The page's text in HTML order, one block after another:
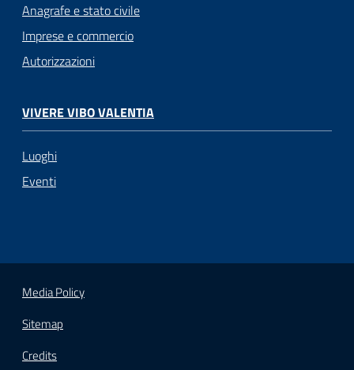
Anagrafe e stato civile
Imprese e commercio
Autorizzazioni
VIVERE VIBO VALENTIA
Luoghi
Eventi
Media Policy
Sitemap
Credits